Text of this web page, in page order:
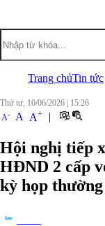
Trang chủTin tức
Thứ tư, 10/06/2026
15:26
A- A A+ |
Hội nghị tiếp
HĐND 2 cấp
kỳ họp